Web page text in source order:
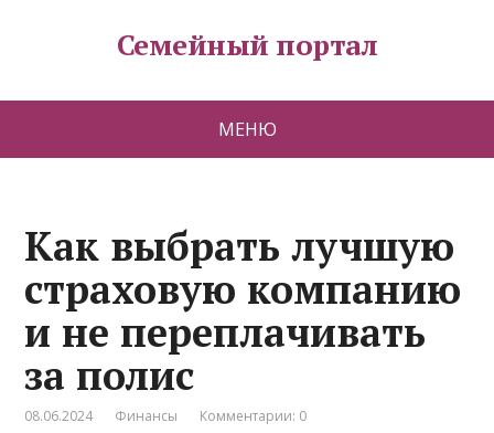
Семейный портал
МЕНЮ
Как выбрать лучшую
страховую компанию
и не переплачивать
за полис
08.06.2024 Финансы Комментарии: 0